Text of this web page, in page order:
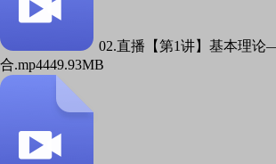
02.直播【第1讲】基本理论
合.mp4449.93MB